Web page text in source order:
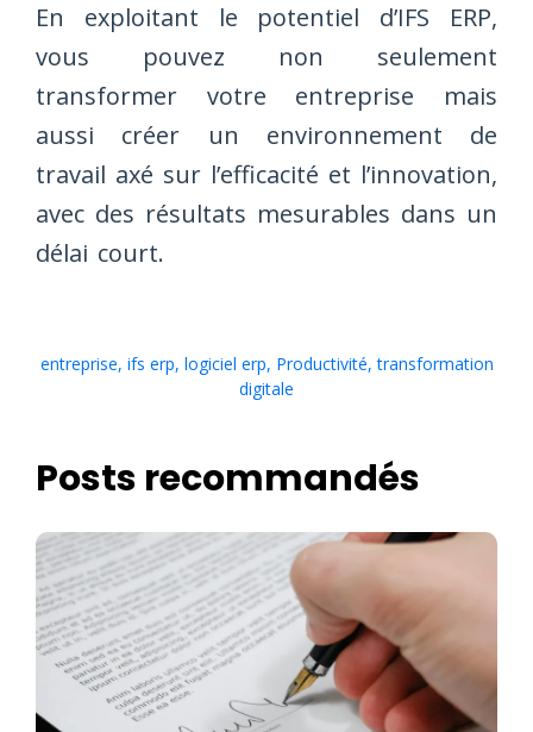
En exploitant le potentiel d’IFS ERP,
vous pouvez non seulement
transformer votre entreprise mais
aussi créer un environnement de
travail axé sur l’efficacité et l’innovation,
avec des résultats mesurables dans un
délai court.
entreprise, ifs erp, logiciel erp, Productivité,transformation
digitale
Posts recommandés